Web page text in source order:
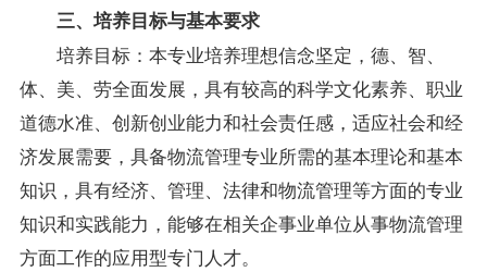
三、培养目标与基本要求
培养目标：本专业培养理想信念坚定，德、智、
体、美、劳全面发展，具有较高的科学文化素养、职业
道德水准、创新创业能力和社会责任感，适应社会和经
济发展需要，具备物流管理专业所需的基本理论和基本
知识，具有经济、管理、法律和物流管理等方面的专业
知识和实践能力，能够在相关企事业单位从事物流管理
方面工作的应用型专门人才。